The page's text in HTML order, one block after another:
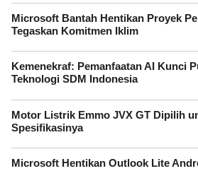
Microsoft Bantah Hentikan Proyek
Tegaskan Komitmen Iklim
Kemenekraf: Pemanfaatan AI Kunci
Teknologi SDM Indonesia
Motor Listrik Emmo JVX GT Dipilih
Spesifikasinya
Microsoft Hentikan Outlook Lite